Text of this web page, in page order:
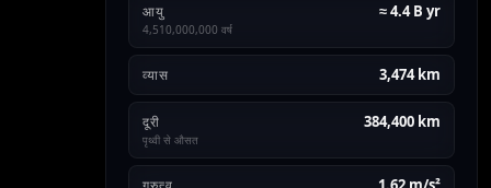
आयु ≈ 4.4 B yr
4,510,000,000 वर्ष
व्यास 3,474 km
दूरी 384,400 km
पृथ्वी से औसत